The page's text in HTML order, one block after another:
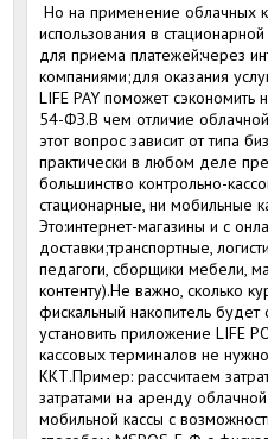
Но на применение облачных
использования в
для приема платежей:через
компаниями;для оказания
LIFE PAY поможет сэкономить
54-ФЗ.В чем отличие
этот вопрос зависит от типа
практически в любом деле
большинство контрольно-
стационарные, ни мобильные
Это:интернет-магазины и с
доставки;транспортные,
педагоги, сборщики мебели,
контенту).Не важно, сколько
фискальный накопитель
установить приложение LIFE
кассовых терминалов не
ККТ.Пример: рассчитаем
затратами на аренду
мобильной кассы с